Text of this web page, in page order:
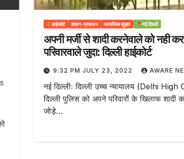
हाईकोर्ट शाशन-प्रशासन सामाजिक जुड़ाव नई दिल्ली
अपनी मर्जी से शादी करनेवाले को नही
परिवारवाले जुदा: दिल्ली हाईकोर्ट
9:32 PM JULY 23, 2022 AWARE
नई दिल्लीः दिल्ली उच्च न्यायालय (Delhi
दिल्ली पुलिस को अपने परिवारों के खिलाफ शादी
जोड़े…